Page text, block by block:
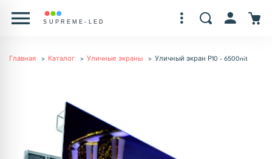
Главная Каталог Уличные экраны Уличный экран Р10 - 6500nit